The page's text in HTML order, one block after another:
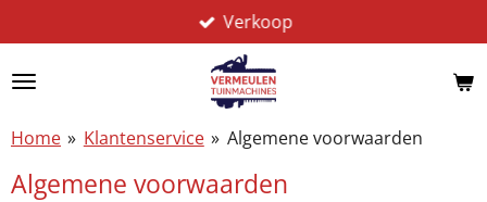
direct
naar
hoofdinhoud
Verkoop
Home » Klantenservice » Algemene voorwaarden
Algemene voorwaarden